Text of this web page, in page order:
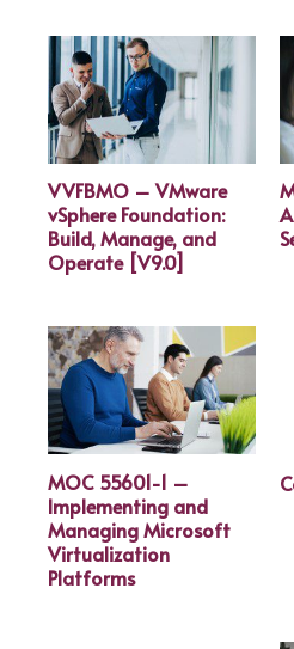
VVFBMO – VMware
vSphere Foundation:
Build, Manage, and
Operate [V9.0]
MOC 55601-1 –
Implementing and
Managing Microsoft
Virtualization
Platforms